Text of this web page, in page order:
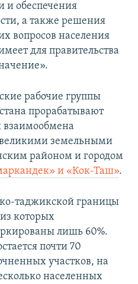
и обеспечения
а также решения
вопросов населения
для правительства
рабочие группы
прорабатывают
взаимообмена
земельными
районом и городом
и «Кок-Таш».
таджикской границы
которых
лишь 60%.
почти 70
участков, на
населенных